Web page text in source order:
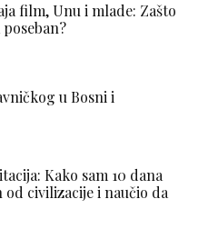
film, Unu i mlade: Zašto
u Bosni i
Kako sam 10 dana
civilizacije i naučio da